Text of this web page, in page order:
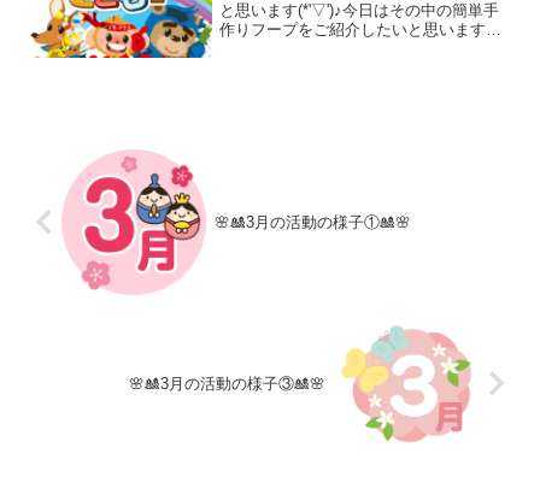
と思います(*'▽')♪今日はその中の簡単手
作りフープをご紹介したいと思います🌸
🌸🎎3月の活動の様子①🎎🌸
🌸🎎3月の活動の様子③🎎🌸